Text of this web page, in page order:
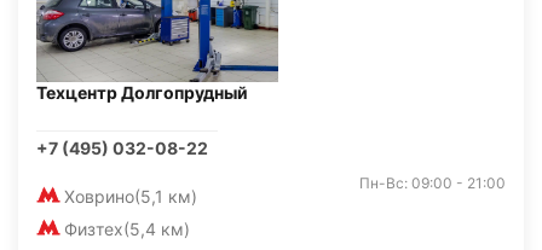
Техцентр Долгопрудный
+7 (495) 032-08-22
Ховрино(5,1 км)
Физтех(5,4 км)
Пн-Вс: 09:00 - 21:00